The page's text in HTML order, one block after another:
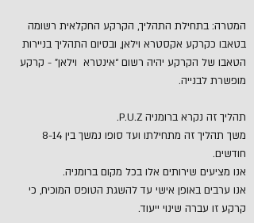
המטרה: בתחילת התהליך, הקרקע החקלאית רשומה
בטאבו כקרקע אקסטרא וילאן, ובסיום התהליך בניירות
הטאבו של הקרקע יהיה רשום “אינטרא וילאן" - קרקע
מופשרת לבנייה.
תהליך זה נקרא ברומניה P.U.Z.
משך תהליך זה מתחילתו ועד סופו נמשך בין 8-14
חודשים.
אנו מציעים שירותים אלו בכל מקום ברומניה.
אנו ערבים באופן אישי עד להשגת הטופס המוכיח, כי
קרקע זו עברה שינוי ייעוד.